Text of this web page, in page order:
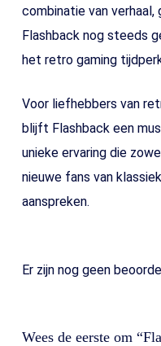
combinatie van
Flashback nog steeds
het retro gaming
Voor liefhebbers van
blijft Flashback een
unieke ervaring die
nieuwe fans van
aanspreken.
Er zijn nog geen
Wees de eerste om